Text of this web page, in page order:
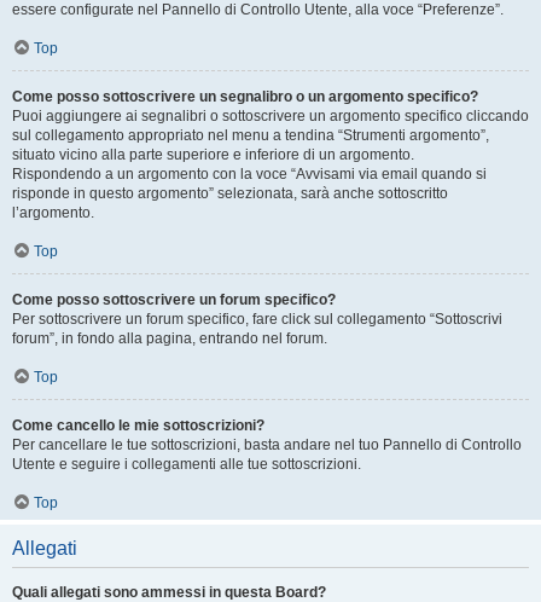
essere configurate nel Pannello di Controllo Utente, alla voce “Preferenze”.
Top
Come posso sottoscrivere un segnalibro o un argomento specifico?
Puoi aggiungere ai segnalibri o sottoscrivere un argomento specifico cliccando
sul collegamento appropriato nel menu a tendina “Strumenti argomento”,
situato vicino alla parte superiore e inferiore di un argomento.
Rispondendo a un argomento con la voce “Avvisami via email quando si
risponde in questo argomento” selezionata, sarà anche sottoscritto
l’argomento.
Top
Come posso sottoscrivere un forum specifico?
Per sottoscrivere un forum specifico, fare click sul collegamento “Sottoscrivi
forum”, in fondo alla pagina, entrando nel forum.
Top
Come cancello le mie sottoscrizioni?
Per cancellare le tue sottoscrizioni, basta andare nel tuo Pannello di Controllo
Utente e seguire i collegamenti alle tue sottoscrizioni.
Top
Allegati
Quali allegati sono ammessi in questa Board?